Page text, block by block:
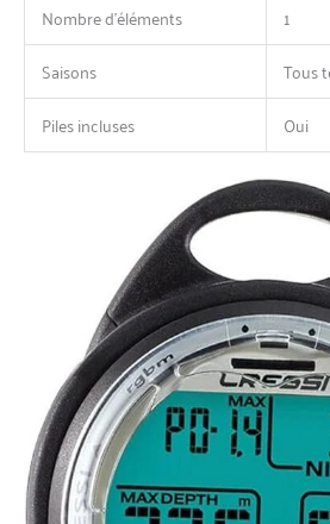
Nombre d’éléments
1
Saisons
Tous
Piles incluses
Oui